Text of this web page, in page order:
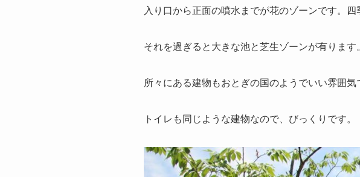
入り口から正面の噴水までが花のゾーンです。
それを過ぎると大きな池と芝生ゾーンが有ります
所々にある建物もおとぎの国のようでいい雰囲気
トイレも同じような建物なので、びっくりです。